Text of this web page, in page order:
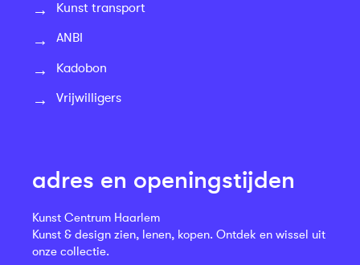
Kunst transport
ANBI
Kadobon
Vrijwilligers
adres en openingstijden
Kunst Centrum Haarlem
Kunst & design zien, lenen, kopen. Ontdek en wissel uit
onze collectie.